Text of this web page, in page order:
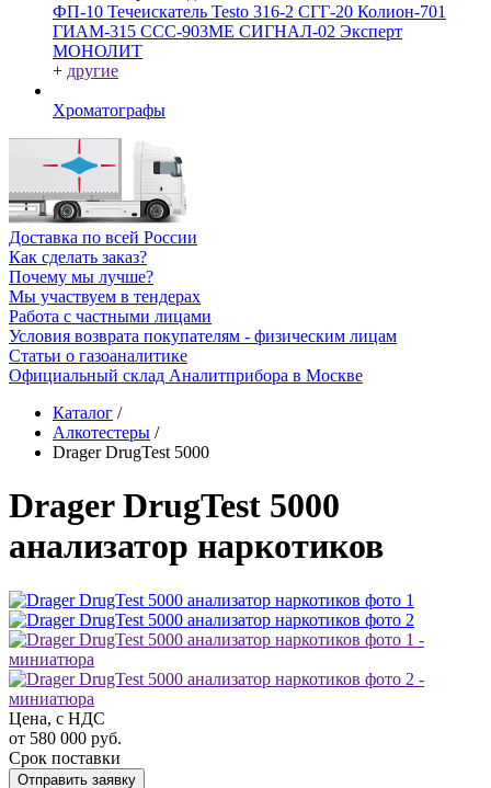
ФП-10 Течеискатель Testo 316-2 СГГ-20 Колион-701
ГИАМ-315 ССС-903МЕ СИГНАЛ-02 Эксперт
МОНОЛИТ
+ другие
Хроматографы
Доставка по всей России
Как сделать заказ?
Почему мы лучше?
Мы участвуем в тендерах
Работа с частными лицами
Условия возврата покупателям - физическим лицам
Статьи о газоаналитике
Официальный склад Аналитприбора в Москве
Каталог /
Алкотестеры /
Drager DrugTest 5000
Drager DrugTest 5000
анализатор наркотиков
Цена, с НДС
от 580 000 руб.
Срок поставки
Отправить заявку